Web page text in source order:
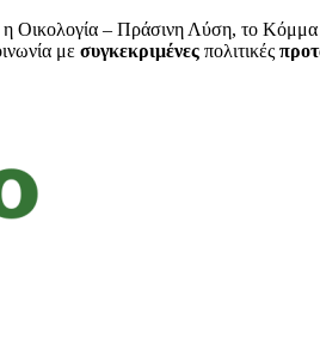
– Πράσινη Λύση, το
με συγκεκριμένες πολιτικές